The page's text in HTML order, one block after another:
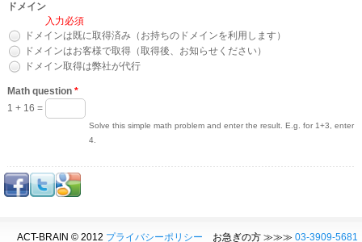
ドメイン
ドメインは既に取得済み（お持ちのドメインを利用します）
ドメインはお客様で取得（取得後、お知らせください）
ドメイン取得は弊社が代行
Math question *
1 + 16 =
Solve this simple math problem and enter the result. E.g. for 1+3, enter
4.
ACT-BRAIN © 2012 プライバシーポリシー お急ぎの方 ≫≫≫ 03-3909-5681